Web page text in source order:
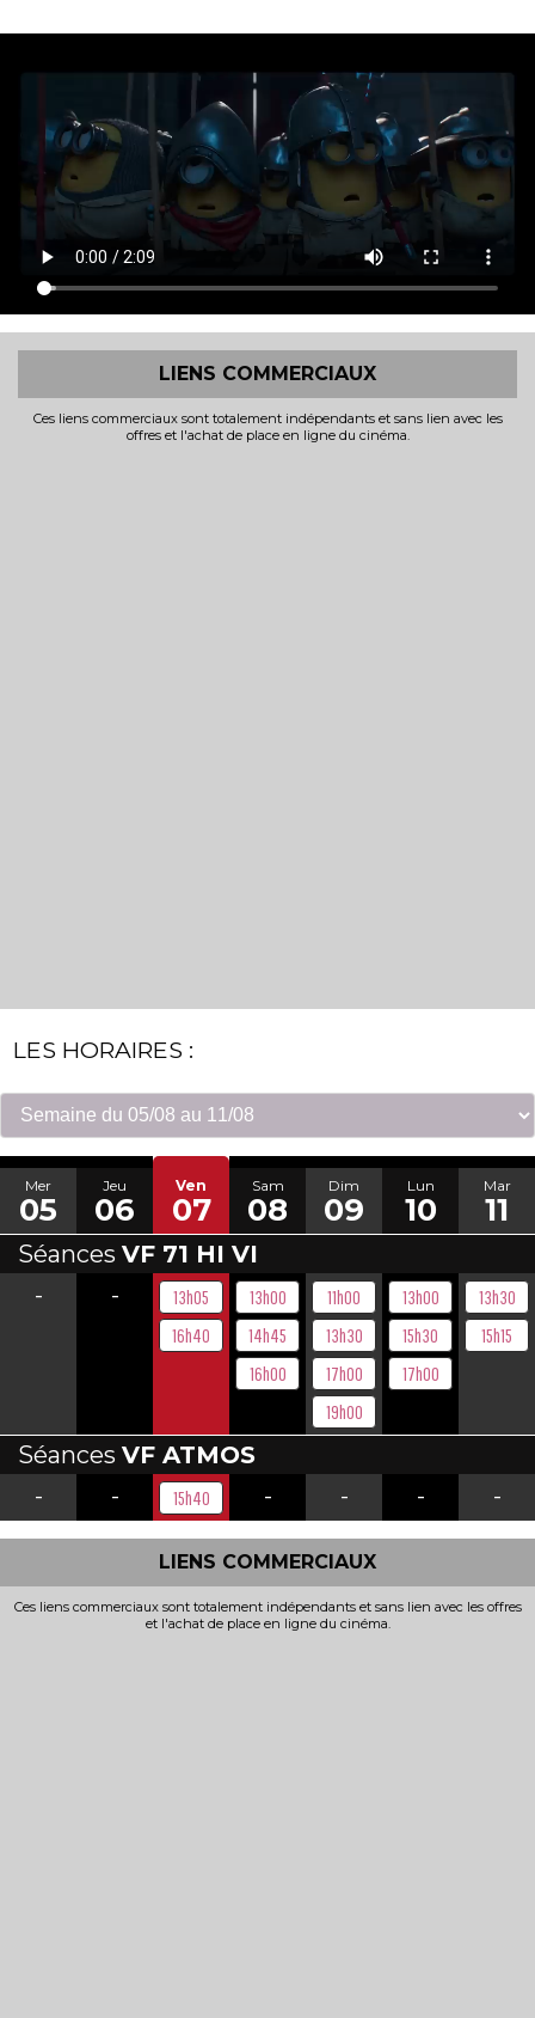
LIENS COMMERCIAUX
Ces liens commerciaux sont totalement indépendants et sans lien avec les
offres et l'achat de place en ligne du cinéma.
LES HORAIRES :
Mer
05
Jeu
06
Ven
07
Sam
08
Dim
09
Lun
10
Mar
11
Séances VF 71 HI VI
-
-
13h05
16h40
13h00
14h45
16h00
11h00
13h30
17h00
19h00
13h00
15h30
17h00
13h30
15h15
Séances VF ATMOS
-
- 15h40 - - - -
LIENS COMMERCIAUX
Ces liens commerciaux sont totalement indépendants et sans lien avec les offres
et l'achat de place en ligne du cinéma.